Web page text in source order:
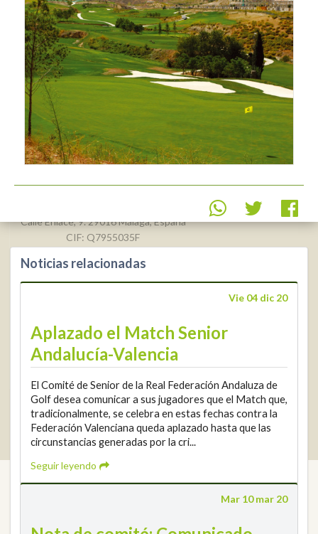
Noticias relacionadas
Vie 04 dic 20
Aplazado el Match Senior
Andalucía-Valencia
El Comité de Senior de la Real Federación Andaluza de
Golf desea comunicar a sus jugadores que el Match que,
tradicionalmente, se celebra en estas fechas contra la
Federación Valenciana queda aplazado hasta que las
circunstancias generadas por la cri...
Seguir leyendo
Mar 10 mar 20
Real Federación Andaluza de
Calle Enlace, 9. 29016 Málaga, España
CIF: Q7955035F
+34 952 225
590
2026 © Real Federación Andaluza de Golf
Política de Privacidad
Política de Cookies
Aviso legal
© DarkSky
Widget de competiciones